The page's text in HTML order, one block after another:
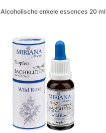
Alcoholische enkele essences 20 ml